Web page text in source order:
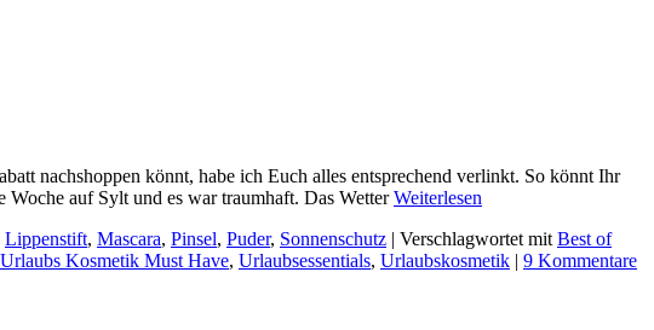
nachshoppen könnt, habe ich Euch alles entsprechend verlinkt. So könnt Ihr
Woche auf Sylt und es war traumhaft. Das WetterWeiterlesen
Lippenstift, Mascara, Pinsel, Puder, Sonnenschutz | Verschlagwortet mit Best of
Urlaubs Kosmetik Must Have, Urlaubsessentials, Urlaubskosmetik | 9 Kommentare